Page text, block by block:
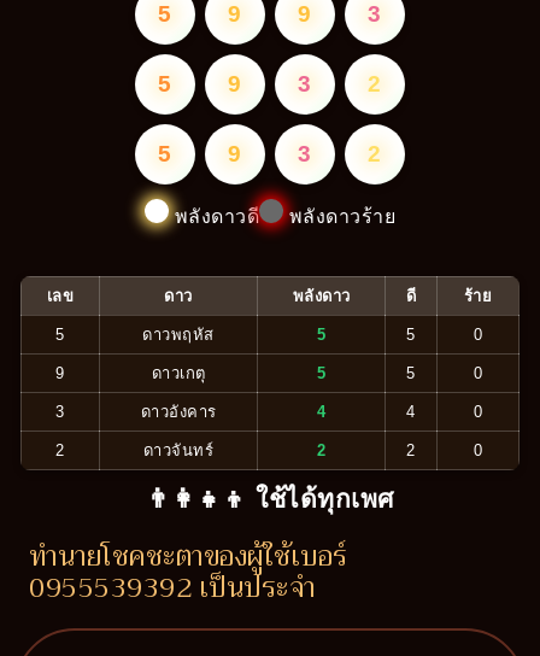
5 9 9 3
5 9 3 2
5 9 3 2
พลังดาวดี พลังดาวร้าย
เลข ดาว พลังดาว ดี ร้าย
5 ดาวพฤหัส 5 5 0
9 ดาวเกตุ 5 5 0
3 ดาวอังคาร 4 4 0
2 ดาวจันทร์ 2 2 0
👨‍👩‍👧‍👦 ใช้ได้ทุกเพศ
ทำนายโชคชะตาของผู้ใช้เบอร์
0955539392 เป็นประจำ